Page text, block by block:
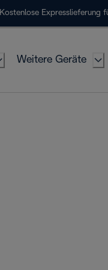
Kostenlose Expresslieferung
Weitere Geräte